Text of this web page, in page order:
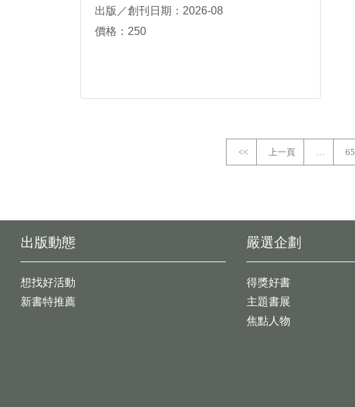
出版／創刊日期：2026-08
價格：250
<< 上一頁 … 65
出版動態
想找好活動
新書特推薦
嚴選企劃
得獎好書
主題書展
焦點人物